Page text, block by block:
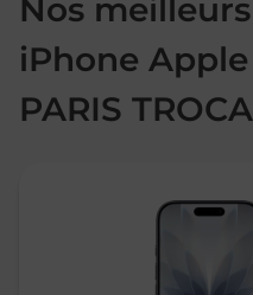
Nos
iPhone
PARIS